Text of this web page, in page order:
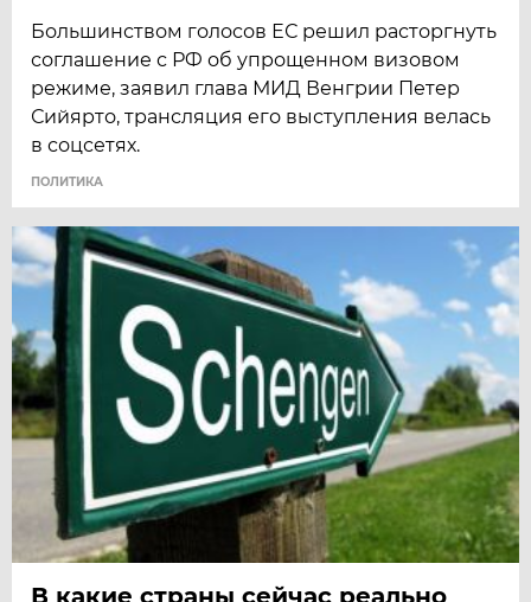
Большинством голосов ЕС решил расторгнуть
соглашение с РФ об упрощенном визовом
режиме, заявил глава МИД Венгрии Петер
Сийярто, трансляция его выступления велась
в соцсетях.
ПОЛИТИКА
В какие страны сейчас реально